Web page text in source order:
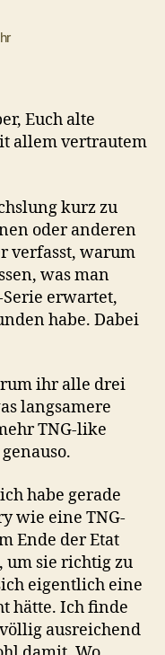
Euch alte
allem vertrautem
kurz zu
oder anderen
verfasst, warum
was man
erwartet,
habe. Dabei
ihr alle drei
langsamere
TNG-like
habe gerade
wie eine TNG-
Ende der Etat
um sie richtig zu
eigentlich eine
hätte. Ich finde
ausreichend